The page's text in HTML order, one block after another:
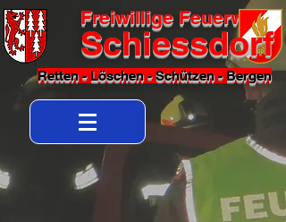
Freiwillige Feuerwehr
Schiessdorf
Retten - Löschen - Schützen - Bergen